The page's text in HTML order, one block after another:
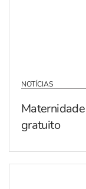
NOTÍCIAS
gratuito